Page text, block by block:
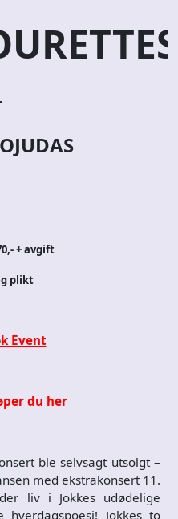
+ avgift
plikt
Event
du her
ble selvsagt utsolgt –
med ekstrakonsert 11.
liv i Jokkes udødelige
hverdagspoesi! Jokkes to